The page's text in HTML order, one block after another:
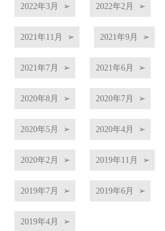
2022年3月 2022年2月
2021年11月 2021年9月
2021年7月 2021年6月
2020年8月 2020年7月
2020年5月 2020年4月
2020年2月 2019年11月
2019年7月 2019年6月
2019年4月